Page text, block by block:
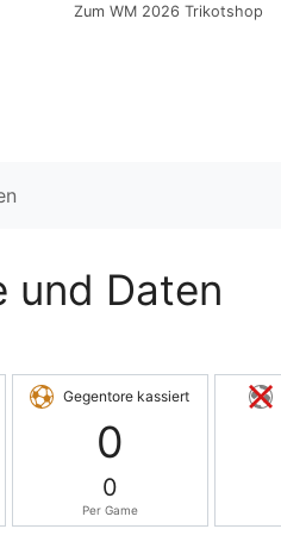
Zum WM 2026 Trikotshop
und Daten
Gegentore kassiert
0
0
Per Game